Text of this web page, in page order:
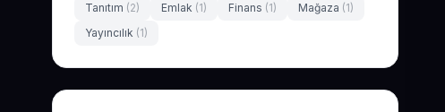
Tanıtım (2) Emlak (1) Finans (1) Mağaza (1)
Yayıncılık (1)